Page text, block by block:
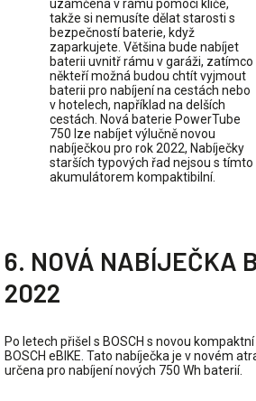
uzamčena v rámu pomocí klíče,
takže si nemusíte dělat starosti s
bezpečností baterie, když
zaparkujete. Většina bude nabíjet
baterii uvnitř rámu v garáži, zatímco
někteří možná budou chtít vyjmout
baterii pro nabíjení na cestách nebo
v hotelech, například na delších
cestách. Nová baterie PowerTube
750 lze nabíjet výlučně novou
nabíječkou pro rok 2022, Nabíječky
starších typových řad nejsou s tímto
akumulátorem kompaktibilní.
6. NOVÁ NABÍJEČKA
2022
Po letech přišel s BOSCH s novou
BOSCH eBIKE. Tato nabíječka je v novém
určena pro nabíjení nových 750 Wh baterií.